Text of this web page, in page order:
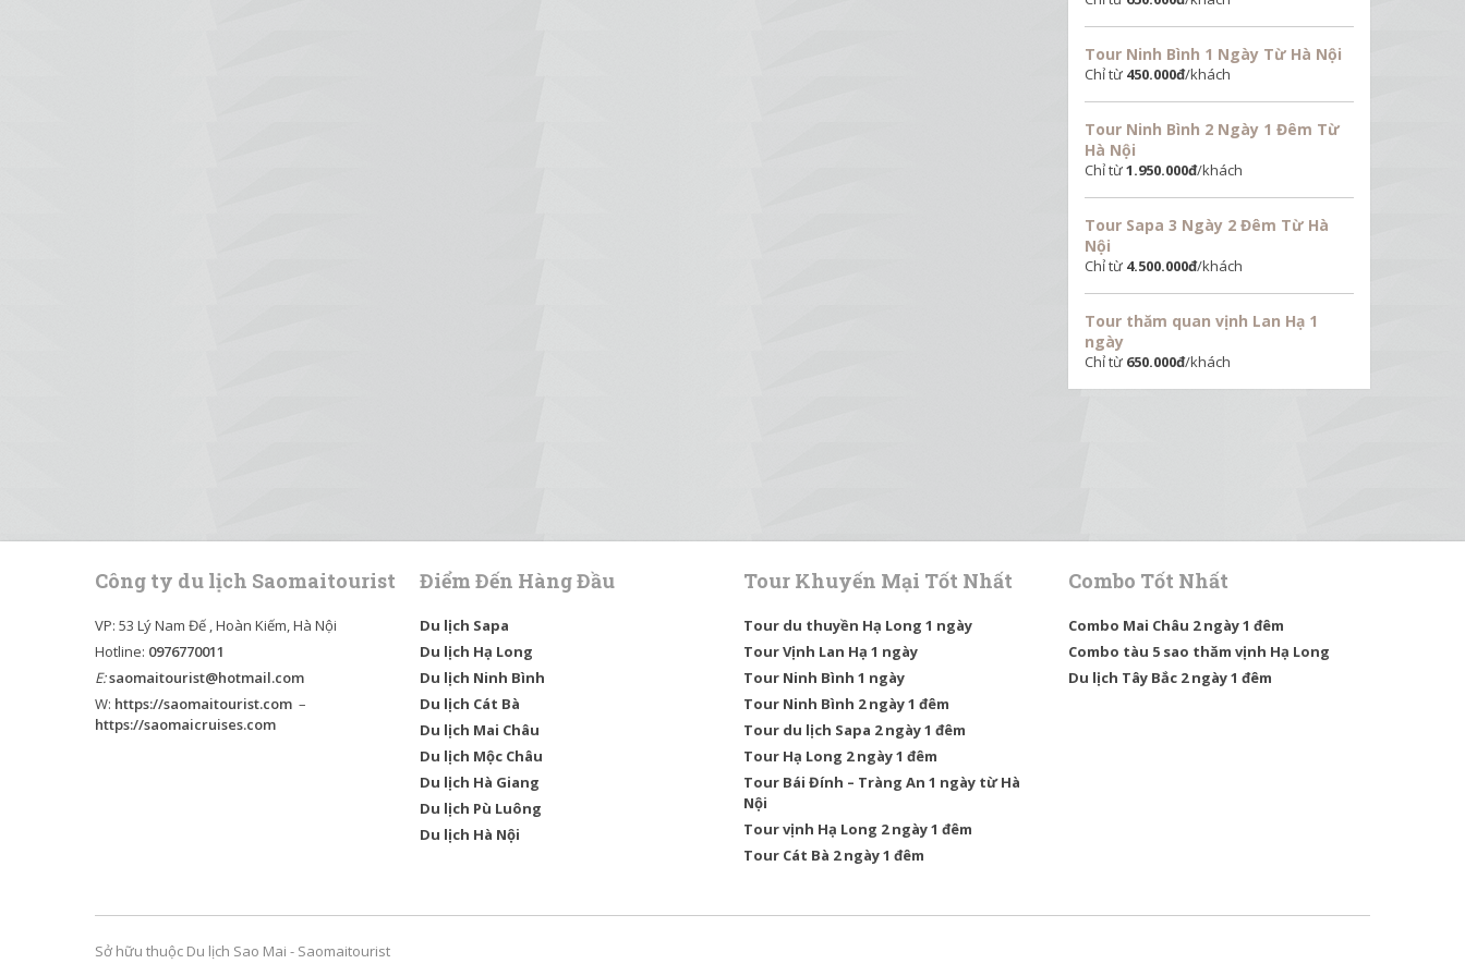
Tour Ninh Bình 1 Ngày Từ Hà Nội
Chỉ từ 450.000đ/khách
Tour Ninh Bình 2 Ngày 1 Đêm Từ
Hà Nội
Chỉ từ1.950.000đ/khách
Tour Sapa 3 Ngày 2 Đêm Từ Hà
Nội
Chỉ từ 4.500.000đ/khách
Tour thăm quan vịnh Lan Hạ 1
ngày
Chỉ từ 650.000đ/khách
Công ty du lịch Saomaitourist
VP: 53 Lý Nam Đế , Hoàn Kiếm, Hà Nội
Hotline: 0976770011
E:saomaitourist@hotmail.com
W: https://saomaitourist.com –
https://saomaicruises.com
Điểm Đến Hàng Đầu
Du lịch Sapa
Du lịch Hạ Long
Du lịch Ninh Bình
Du lịch Cát Bà
Du lịch Mai Châu
Du lịch Mộc Châu
Du lịch Hà Giang
Du lịch Pù Luông
Du lịch Hà Nội
Tour Khuyến Mại Tốt Nhất
Tour du thuyền Hạ Long 1 ngày
Tour Vịnh Lan Hạ 1 ngày
Tour Ninh Bình 1 ngày
Tour Ninh Bình 2 ngày 1 đêm
Tour du lịch Sapa 2 ngày 1 đêm
Tour Hạ Long 2 ngày 1 đêm
Tour Bái Đính – Tràng An 1 ngày từ Hà
Nội
Tour vịnh Hạ Long 2 ngày 1 đêm
Tour Cát Bà 2 ngày 1 đêm
Combo Tốt Nhất
Combo Mai Châu 2 ngày 1 đêm
Combo tàu 5 sao thăm vịnh Hạ Long
Du lịch Tây Bắc 2 ngày 1 đêm
Sở hữu thuộc Du lịch Sao Mai - Saomaitourist